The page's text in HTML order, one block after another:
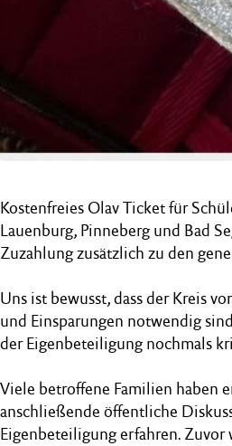
Kostenfreies Olav Ticket für
Lauenburg, Pinneberg und Bad
Zuzahlung zusätzlich zu den
Uns ist bewusst, dass der Kreis
und Einsparungen notwendig
der Eigenbeteiligung nochmals
Viele betroffene Familien haben
anschließende öffentliche
Eigenbeteiligung erfahren. Zuvor